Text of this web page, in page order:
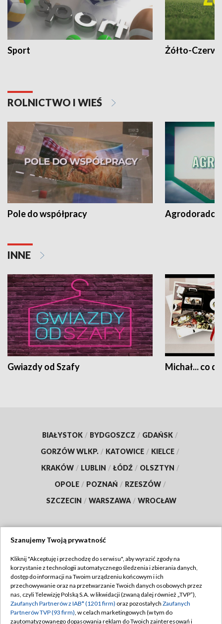
Sport Żółto-
ROLNICTWO I WIEŚ
Pole do współpracy Agrodoradcy
INNE
Gwiazdy od Szafy Michał... co
BIAŁYSTOK / BYDGOSZCZ / GDAŃSK /
GORZÓW WLKP. / KATOWICE / KIELCE /
KRAKÓW / LUBLIN / ŁÓDŹ / OLSZTYN /
OPOLE / POZNAŃ / RZESZÓW /
SZCZECIN / WARSZAWA / WROCŁAW
TVP
Abonament TVP
Emisja w TVP
Centrum informacji TVP
Regulamin TVP
Polityka prywatności
Moje zgody
Szanujemy Twoją prywatność
Kliknij "Akceptuję i przechodzę do serwisu", aby wyrazić zgody na
korzystanie z technologii automatycznego śledzenia i zbierania danych,
dostęp do informacji na Twoim urządzeniu końcowym i ich
przechowywanie oraz na przetwarzanie Twoich danych osobowych przez
nas, czyli Telewizję Polską S.A. w likwidacji (zwaną dalej również „TVP”),
Zaufanych Partnerów z IAB* (1201 firm) oraz pozostałych Zaufanych
Partnerów TVP (93 firm), w celach marketingowych (w tym do
zautomatyzowanego dopasowania reklam do Twoich zainteresowań i